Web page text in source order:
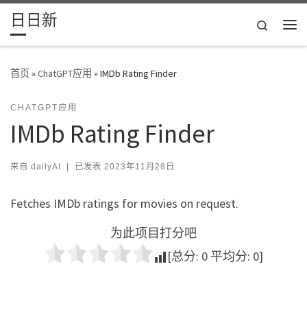
Skip to content
日日新
Search
首页»ChatGPT应用 »IMDb Rating Finder
CHATGPT应用
IMDb Rating Finder
来自 dailyAI | 已发表 2023年11月28日
Fetches IMDb ratings for movies on request.
为此项目打分吧
[总分: 0 平均分: 0]